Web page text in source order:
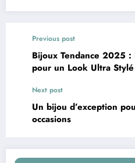
Previous post
Bijoux Tendance 2025 :
pour un Look Ultra Stylé
Next post
Un bijou d’exception
occasions